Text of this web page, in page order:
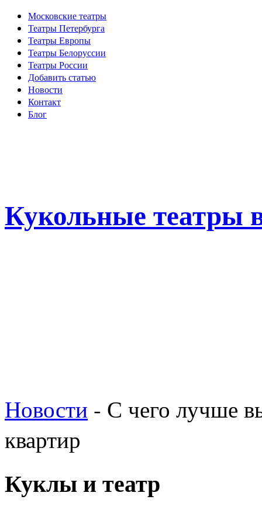
Московские театры
Театры Петербурга
Театры Европы
Театры Белоруссии
Театры России
Добавить статью
Новости
Контакт
Блог
Кукольные театры
Новости - С чего лучше
квартир
Куклы и театр